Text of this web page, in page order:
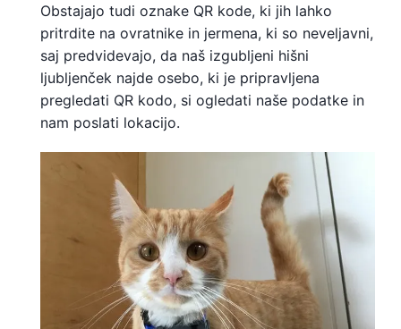
Obstajajo tudi oznake QR kode, ki jih lahko
pritrdite na ovratnike in jermena, ki so neveljavni,
saj predvidevajo, da naš izgubljeni hišni
ljubljenček najde osebo, ki je pripravljena
pregledati QR kodo, si ogledati naše podatke in
nam poslati lokacijo.